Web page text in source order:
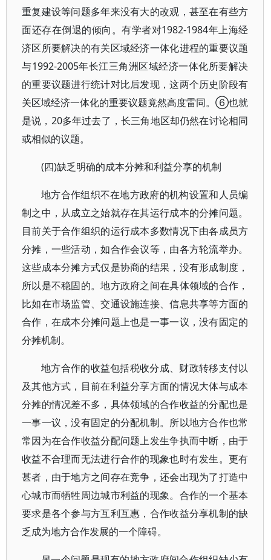
重复建设等问题多年来没有大的改观，甚至在有些方
面还存在倒退的倾向。有学者对1982-1984年上海经
济区所要解决的有关区域经济一体化进程的重要议题
与1992-2005年长江三角洲区域经济一体化所要解决
的重要议题进行统计对比后发现，这两个历史阶段有
关区域经济一体化的重要议题竟然高度雷同。⑥也就
是说，20多年过去了，长三角地区却仍然在讨论相同
或相似的议题。
(四)缺乏明确的成本分摊和利益分享的机制
地方合作组织不在地方政府的机构设置和人员编
制之中，从成立之始就存在其运行成本的分摊问题。
目前关于合作组织的运行成本多数情况下由各成员方
分摊，一些活动，如合作会议等，由各方轮流举办。
这些成本分摊方式仅是协商的结果，没有形成制度，
所以是不稳固的。地方政府之间在具体领域的合作，
比如在市场监管、交通设施连接、信息共享等方面的
合作，在成本分摊问题上也是一事一议，没有固定的
分摊机制。
地方合作的收益包括税收分成、财政转移支付以
及其他方式，目前在利益分享方面的情况大体与成本
分摊的情况差不多，具体领域的合作收益的分配也是
一事一议，没有固定的分配机制。所以地方合作也常
常因为在合作收益分配问题上发生争执而中断，由于
收益不合理而无法进行合作的现象也时有发生。更有
甚者，由于地方之间存在竞争，还会出现为了打造中
心城市而牺牲周边城市利益的现象。合作的一个基本
要求是各个参与方互利互惠，合作收益分享机制的缺
乏成为地方合作发展的一个障碍。